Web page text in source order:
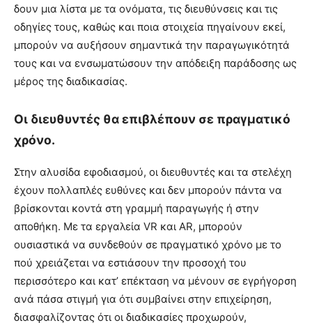
δουν μια λίστα με τα ονόματα, τις διευθύνσεις και τις
οδηγίες τους, καθώς και ποια στοιχεία πηγαίνουν εκεί,
μπορούν να αυξήσουν σημαντικά την παραγωγικότητά
τους και να ενσωματώσουν την απόδειξη παράδοσης ως
μέρος της διαδικασίας.
Οι διευθυντές θα επιβλέπουν σε πραγματικό
χρόνο.
Στην αλυσίδα εφοδιασμού, οι διευθυντές και τα στελέχη
έχουν πολλαπλές ευθύνες και δεν μπορούν πάντα να
βρίσκονται κοντά στη γραμμή παραγωγής ή στην
αποθήκη. Με τα εργαλεία VR και AR, μπορούν
ουσιαστικά να συνδεθούν σε πραγματικό χρόνο με το
πού χρειάζεται να εστιάσουν την προσοχή του
περισσότερο και κατ’ επέκταση να μένουν σε εγρήγορση
ανά πάσα στιγμή για ότι συμβαίνει στην επιχείρηση,
διασφαλίζοντας ότι οι διαδικασίες προχωρούν,